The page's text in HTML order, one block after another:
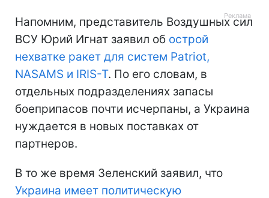
Напомним, представитель Воздушных сил
ВСУ Юрий Игнат заявил об острой
нехватке ракет для систем Patriot,
NASAMS и IRIS-T. По его словам, в
отдельных подразделениях запасы
боеприпасов почти исчерпаны, а Украина
нуждается в новых поставках от
партнеров.
В то же время Зеленский заявил, что
Украина имеет политическую